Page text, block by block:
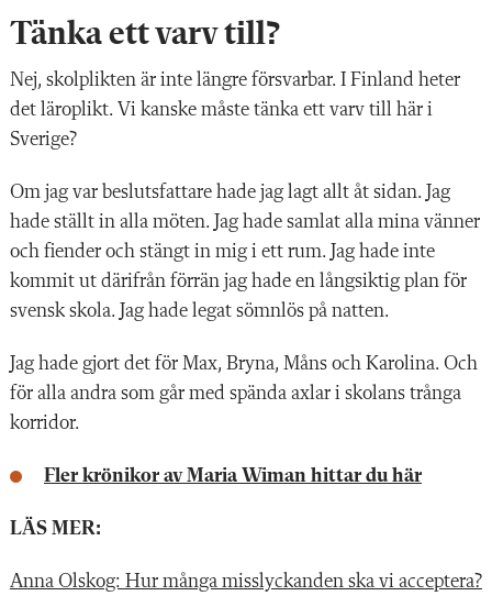
Tänka ett varv till?
Nej, skolplikten är inte längre försvarbar. I Finland heter
det läroplikt. Vi kanske måste tänka ett varv till här i
Sverige?
Om jag var beslutsfattare hade jag lagt allt åt sidan. Jag
hade ställt in alla möten. Jag hade samlat alla mina vänner
och fiender och stängt in mig i ett rum. Jag hade inte
kommit ut därifrån förrän jag hade en långsiktig plan för
svensk skola. Jag hade legat sömnlös på natten.
Jag hade gjort det för Max, Bryna, Måns och Karolina. Och
för alla andra som går med spända axlar i skolans trånga
korridor.
Fler krönikor av Maria Wiman hittar du här
LÄS MER:
Anna Olskog: Hur många misslyckanden ska vi acceptera?